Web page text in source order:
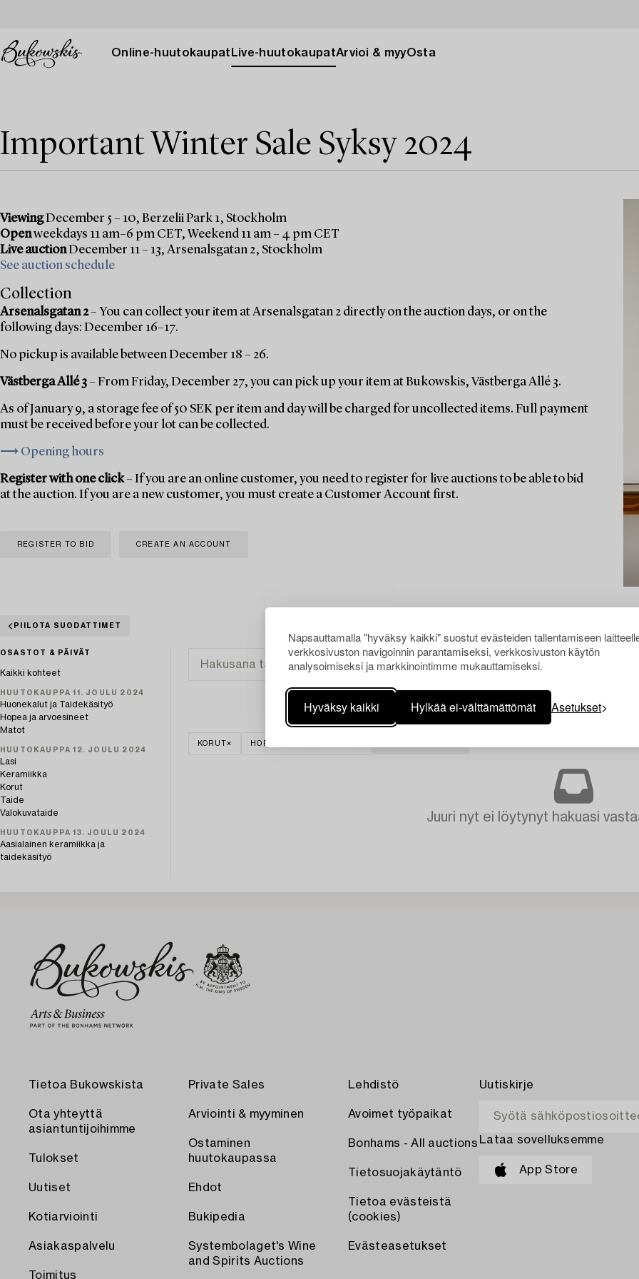
Napsauttamalla "hyväksy kaikki" suostut evästeiden tallentamiseen
verkkosivuston navigoinnin parantamiseksi, verkkosivuston käytön
analysoimiseksi ja markkinointimme mukauttamiseksi.
Hyväksy kaikki Hylkää ei-välttämättömät Asetukset
Online-huutokaupat Live-huutokaupatArvioi & myyOsta
Important Winter Sale Syksy 2024
ViewingDecember 5 – 10, Berzelii Park 1, Stockholm
Openweekdays 11 am–6 pm CET, Weekend 11 am – 4 pm CET
Live auctionDecember 11 – 13, Arsenalsgatan 2, Stockholm
See auction schedule
Collection
Arsenalsgatan 2– You can collect your item at Arsenalsgatan 2 directly on the auction days, or on the
following days: December 16–17.
No pickup is available between December 18 – 26.
Västberga Allé 3– From Friday, December 27, you can pick up your item at Bukowskis, Västberga Allé 3.
As of January 9, a storage fee of 50 SEK per item and day will be charged for uncollected items. Full payment
must be received before your lot can be collected.
⟶ Opening hours
Register with one click– If you are an online customer, you need to register for live auctions to be able to bid
at the auction. If you are a new customer, you must create a Customer Account first.
REGISTER TO BID CREATE AN ACCOUNT
PIILOTA SUODATTIMET
OSASTOT & PÄIVÄT
Kaikki kohteet
HUUTOKAUPPA 11. JOULU 2024
Huonekalut ja Taidekäsityö
Hopea ja arvoesineet
Matot
HUUTOKAUPPA 12. JOULU 2024
Lasi
Keramiikka
Korut
Taide
Valokuvataide
HUUTOKAUPPA 13. JOULU 2024
Aasialainen keramiikka ja
taidekäsityö
KORUT HOPEA JA ARVOESINEET
Juuri nyt ei löytynyt hakuasi
Tietoa Bukowskista
Ota yhteyttä
asiantuntijoihimme
Tulokset
Uutiset
Kotiarviointi
Asiakaspalvelu
Toimitus
Private Sales
Arviointi & myyminen
Ostaminen
huutokaupassa
Ehdot
Bukipedia
Systembolaget's Wine
and Spirits Auctions
Lehdistö
Avoimet työpaikat
Bonhams - All auctions
Tietosuojakäytäntö
Tietoa evästeistä
(cookies)
Evästeasetukset
Uutiskirje
Lataa sovelluksemme
App Store